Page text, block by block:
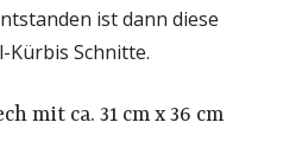
ist dann diese
Kürbis Schnitte.
mit ca. 31 cm x 36 cm